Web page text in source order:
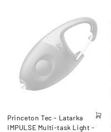
Princeton Tec - Latarka
IMPULSE Multi-task Light -